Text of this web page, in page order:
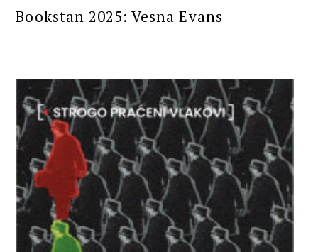
Bookstan 2025: Vesna Evans